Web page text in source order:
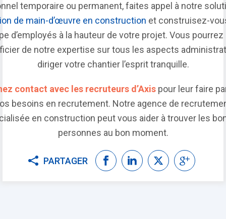
temporaire ou permanent, faites appel à notre
de main-d’œuvre en construction et construisez-
d’employés à la hauteur de votre projet. Vous pourrez
de notre expertise sur tous les aspects
diriger votre chantier l’esprit tranquille.
contact avec les recruteurs d’Axis pour leur faire
besoins en recrutement. Notre agence de
en construction peut vous aider à trouver les
personnes au bon moment.
PARTAGER